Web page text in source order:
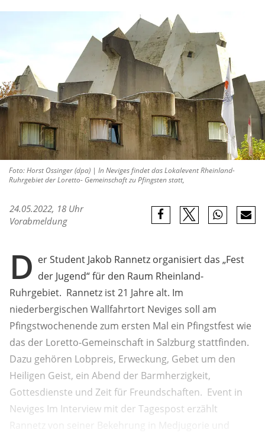
Foto: Horst Ossinger (dpa) | In Neviges findet das Lokalevent Rheinland-
Ruhrgebiet der Loretto- Gemeinschaft zu Pfingsten statt,
24.05.2022, 18 Uhr
Vorabmeldung
D er Student Jakob Rannetz organisiert das „Fest
der Jugend“ für den Raum Rheinland-
Ruhrgebiet. Rannetz ist 21 Jahre alt. Im
niederbergischen Wallfahrtort Neviges soll am
Pfingstwochenende zum ersten Mal ein Pfingstfest wie
das der Loretto-Gemeinschaft in Salzburg stattfinden.
Dazu gehören Lobpreis, Erweckung, Gebet um den
Heiligen Geist, ein Abend der Barmherzigkeit,
Gottesdienste und Zeit für Freundschaften. Event in
Neviges Im Interview mit der Tagespost erzählt
Rannetz von seiner Bekehrung in Medjugorie und